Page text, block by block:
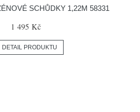
SCHŮDKY 1,22M 58331
1 495 Kč
DETAIL PRODUKTU